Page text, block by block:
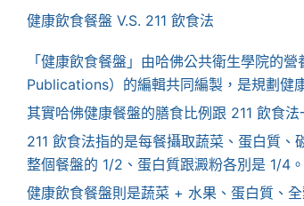
健康飲食餐盤 V.S. 211 飲食法
「健康飲食餐盤」由哈佛公共衛生學院的
Publications）的編輯共同編製，是規劃健
其實哈佛健康餐盤的膳食比例跟 211 飲食
211 飲食法指的是每餐攝取蔬菜、蛋白質
整個餐盤的 1/2、蛋白質跟澱粉各別是 1/4。
健康飲食餐盤則是蔬菜 + 水果、蛋白質、